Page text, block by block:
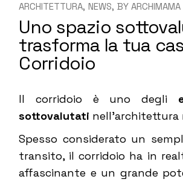
ARCHITETTURA NEWS BY ARCHIMAMA
Uno spazio
trasforma la tua
Corridoio
Il corridoio è uno degli
sottovalutati nell’architettura
Spesso considerato un
transito, il corridoio ha in
affascinante e un grande